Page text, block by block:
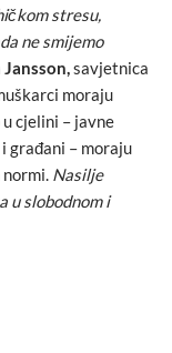
stresu,
ne smijemo
savjetnica
moraju
cjelini – javne
građani – moraju
Nasilje
u slobodnom i